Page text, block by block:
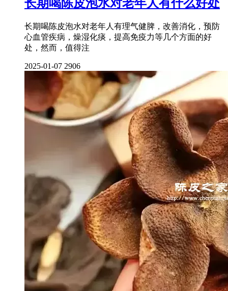
长期喝陈皮泡水对老年人有什么好处
长期喝陈皮泡水对老年人有理气健脾，改善消化，预防
心血管疾病，燥湿化痰，提高免疫力等几个方面的好
处，然而，值得注
2025-01-07 2906